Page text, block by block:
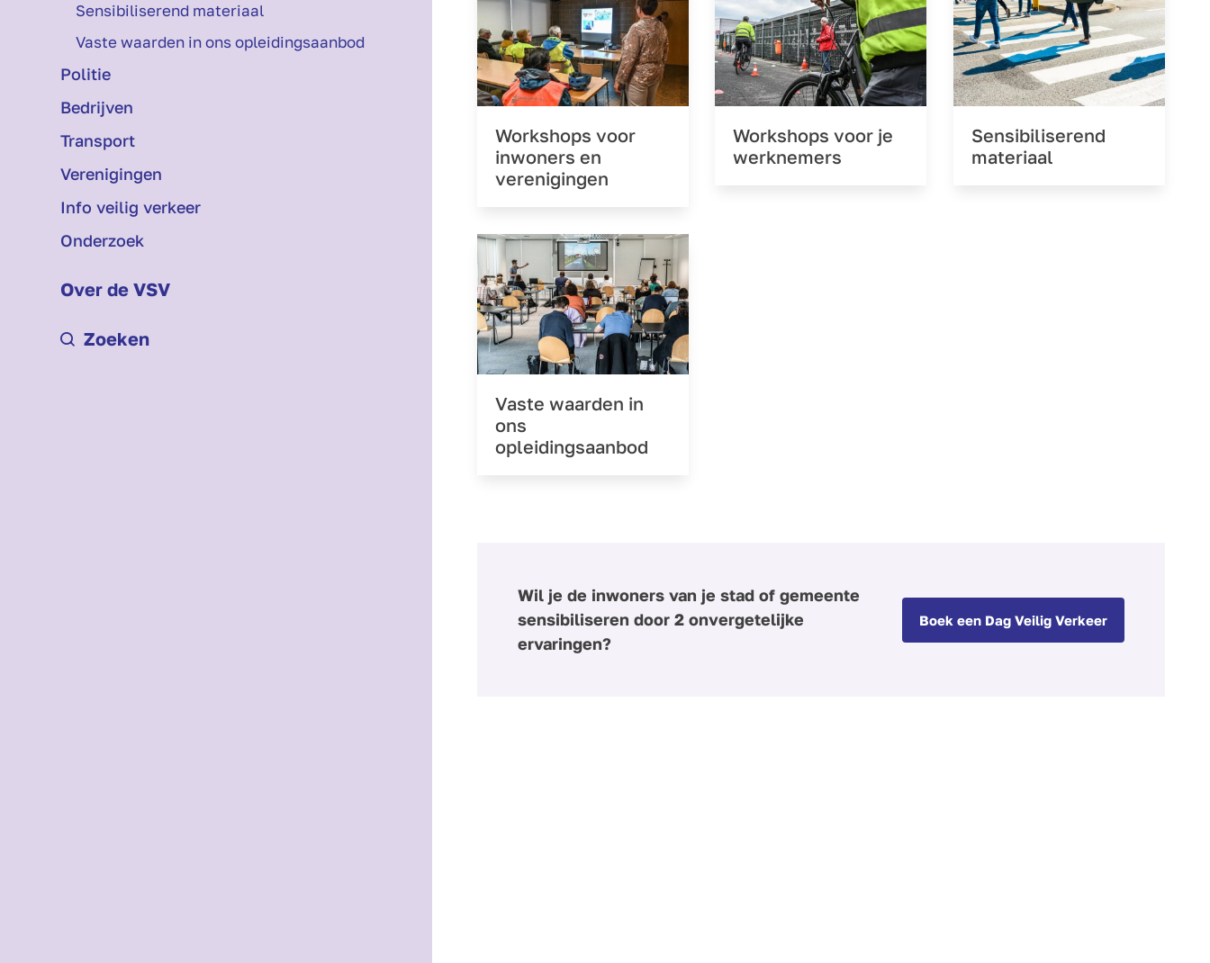
Sensibiliserend materiaal
Vaste waarden in ons opleidingsaanbod
Politie
Bedrijven
Transport
Verenigingen
Info veilig verkeer
Onderzoek
Over de VSV
Zoeken
Workshops voor
inwoners en
verenigingen
Workshops voor je
werknemers
Sensibiliserend
materiaal
Vaste waarden in
ons
opleidingsaanbod
Wil je de inwoners van je stad of gemeente
sensibiliseren door 2 onvergetelijke
ervaringen?
Boek een Dag Veilig Verkeer